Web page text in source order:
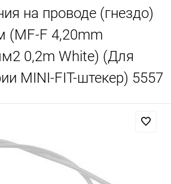
на проводе (гнездо)
(MF-F 4,20mm
0,2m White) (Для
MINI-FIT-штекер) 5557